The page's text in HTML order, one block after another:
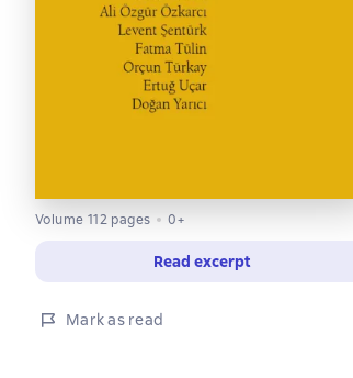
Volume 112 pages 0+
Read excerpt
Mark as read